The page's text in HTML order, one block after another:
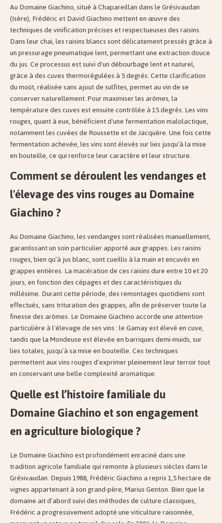
Au Domaine Giachino, situé à Chapareillan dans le Grésivaudan
(Isère), Frédéric et David Giachino mettent en œuvre des
techniques de vinification précises et respectueuses des raisins.
Dans leur chai, les raisins blancs sont délicatement pressés grâce à
un pressurage pneumatique lent, permettant une extraction douce
du jus. Ce processus est suivi d'un débourbage lent et naturel,
grâce à des cuves thermorégulées à 5 degrés. Cette clarification
du moût, réalisée sans ajout de sulfites, permet au vin de se
conserver naturellement. Pour maximiser les arômes, la
température des cuves est ensuite contrôlée à 15 degrés. Les vins
rouges, quant à eux, bénéficient d'une fermentation malolactique,
notamment les cuvées de Roussette et de Jacquère. Une fois cette
fermentation achevée, les vins sont élevés sur lies jusqu’à la mise
en bouteille, ce qui renforce leur caractère et leur structure.
Comment se déroulent les vendanges et
l'élevage des vins rouges au Domaine
Giachino ?
Au Domaine Giachino, les vendanges sont réalisées manuellement,
garantissant un soin particulier apporté aux grappes. Les raisins
rouges, bien qu’à jus blanc, sont cueillis à la main et encuvés en
grappes entières. La macération de ces raisins dure entre 10 et 20
jours, en fonction des cépages et des caractéristiques du
millésime. Durant cette période, des remontages quotidiens sont
effectués, sans trituration des grappes, afin de préserver toute la
finesse des arômes. Le Domaine Giachino accorde une attention
particulière à l'élevage de ses vins : le Gamay est élevé en cuve,
tandis que la Mondeuse est élevée en barriques demi-muids, sur
lies totales, jusqu’à sa mise en bouteille. Ces techniques
permettent aux vins rouges d’exprimer pleinement leur terroir tout
en conservant une belle complexité aromatique.
Quelle est l’histoire familiale du
Domaine Giachino et son engagement
en agriculture biologique ?
Le Domaine Giachino est profondément enraciné dans une
tradition agricole familiale qui remonte à plusieurs siècles dans le
Grésivaudan. Depuis 1988, Frédéric Giachino a repris 1,5 hectare de
vignes appartenant à son grand-père, Marius Genton. Bien que le
domaine ait d’abord suivi des méthodes de culture classiques,
Frédéric a progressivement adopté une viticulture raisonnée,